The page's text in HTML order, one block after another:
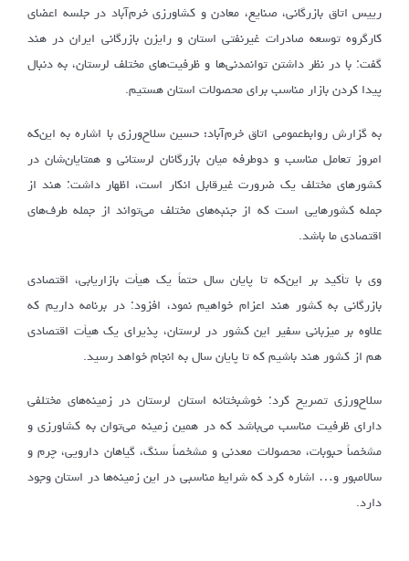
رییس اتاق بازرگانی، صنایع، معادن و کشاورزی خرم‌آباد در جلسه اعضای
کارگروه توسعه صادرات غیرنفتی استان و رایزن بازرگانی ایران در هند
گفت: با در نظر داشتن توانمدنی‌ها و ظرفیت‌های مختلف لرستان، به دنبال
پیدا کردن بازار مناسب برای محصولات استان هستیم.
به گزارش روابط‌عمومی اتاق خر‌م‌آباد؛ حسین سلاح‌ورزی با اشاره به این‌که
امروز تعامل مناسب و دوطرفه میان بازرگانان لرستانی و همتایان‌شان در
کشورهای مختلف یک ضرورت غیرقابل انکار است، اظهار داشت: هند از
جمله کشورهایی است که از جنبه‌های مختلف می‌تواند از جمله طرف‌های
اقتصادی ما باشد.
وی با تأکید بر این‌که تا پایان سال حتماً یک هیأت بازاریابی، اقتصادی
بازرگانی به کشور هند اعزام خواهیم نمود، افزود: در برنامه داریم که
علاوه بر میزبانی سفیر این کشور در لرستان، پذیرای یک هیأت اقتصادی
هم از کشور هند باشیم که تا پایان سال به انجام خواهد رسید.
سلاح‌ورزی تصریح کرد: خوشبختانه استان لرستان در زمینه‌های مختلفی
دارای ظرفیت مناسب می‌باشد که در همین زمینه می‌توان به کشاورزی و
مشخصاً حبوبات، محصولات معدنی و مشخصاً سنگ، گیاهان دارویی، چرم و
سالامبور و… اشاره کرد که شرایط مناسبی در این زمینه‌ها در استان وجود
دارد.